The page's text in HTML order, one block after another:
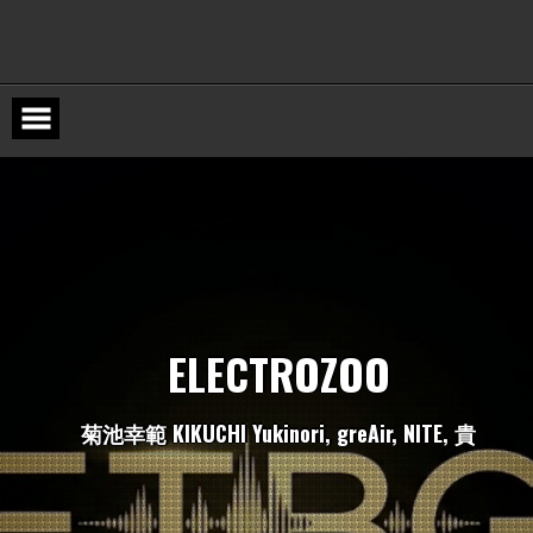
ELECTROZOO
菊池幸範 KIKUCHIYukinori, greAir, NITE, 貴